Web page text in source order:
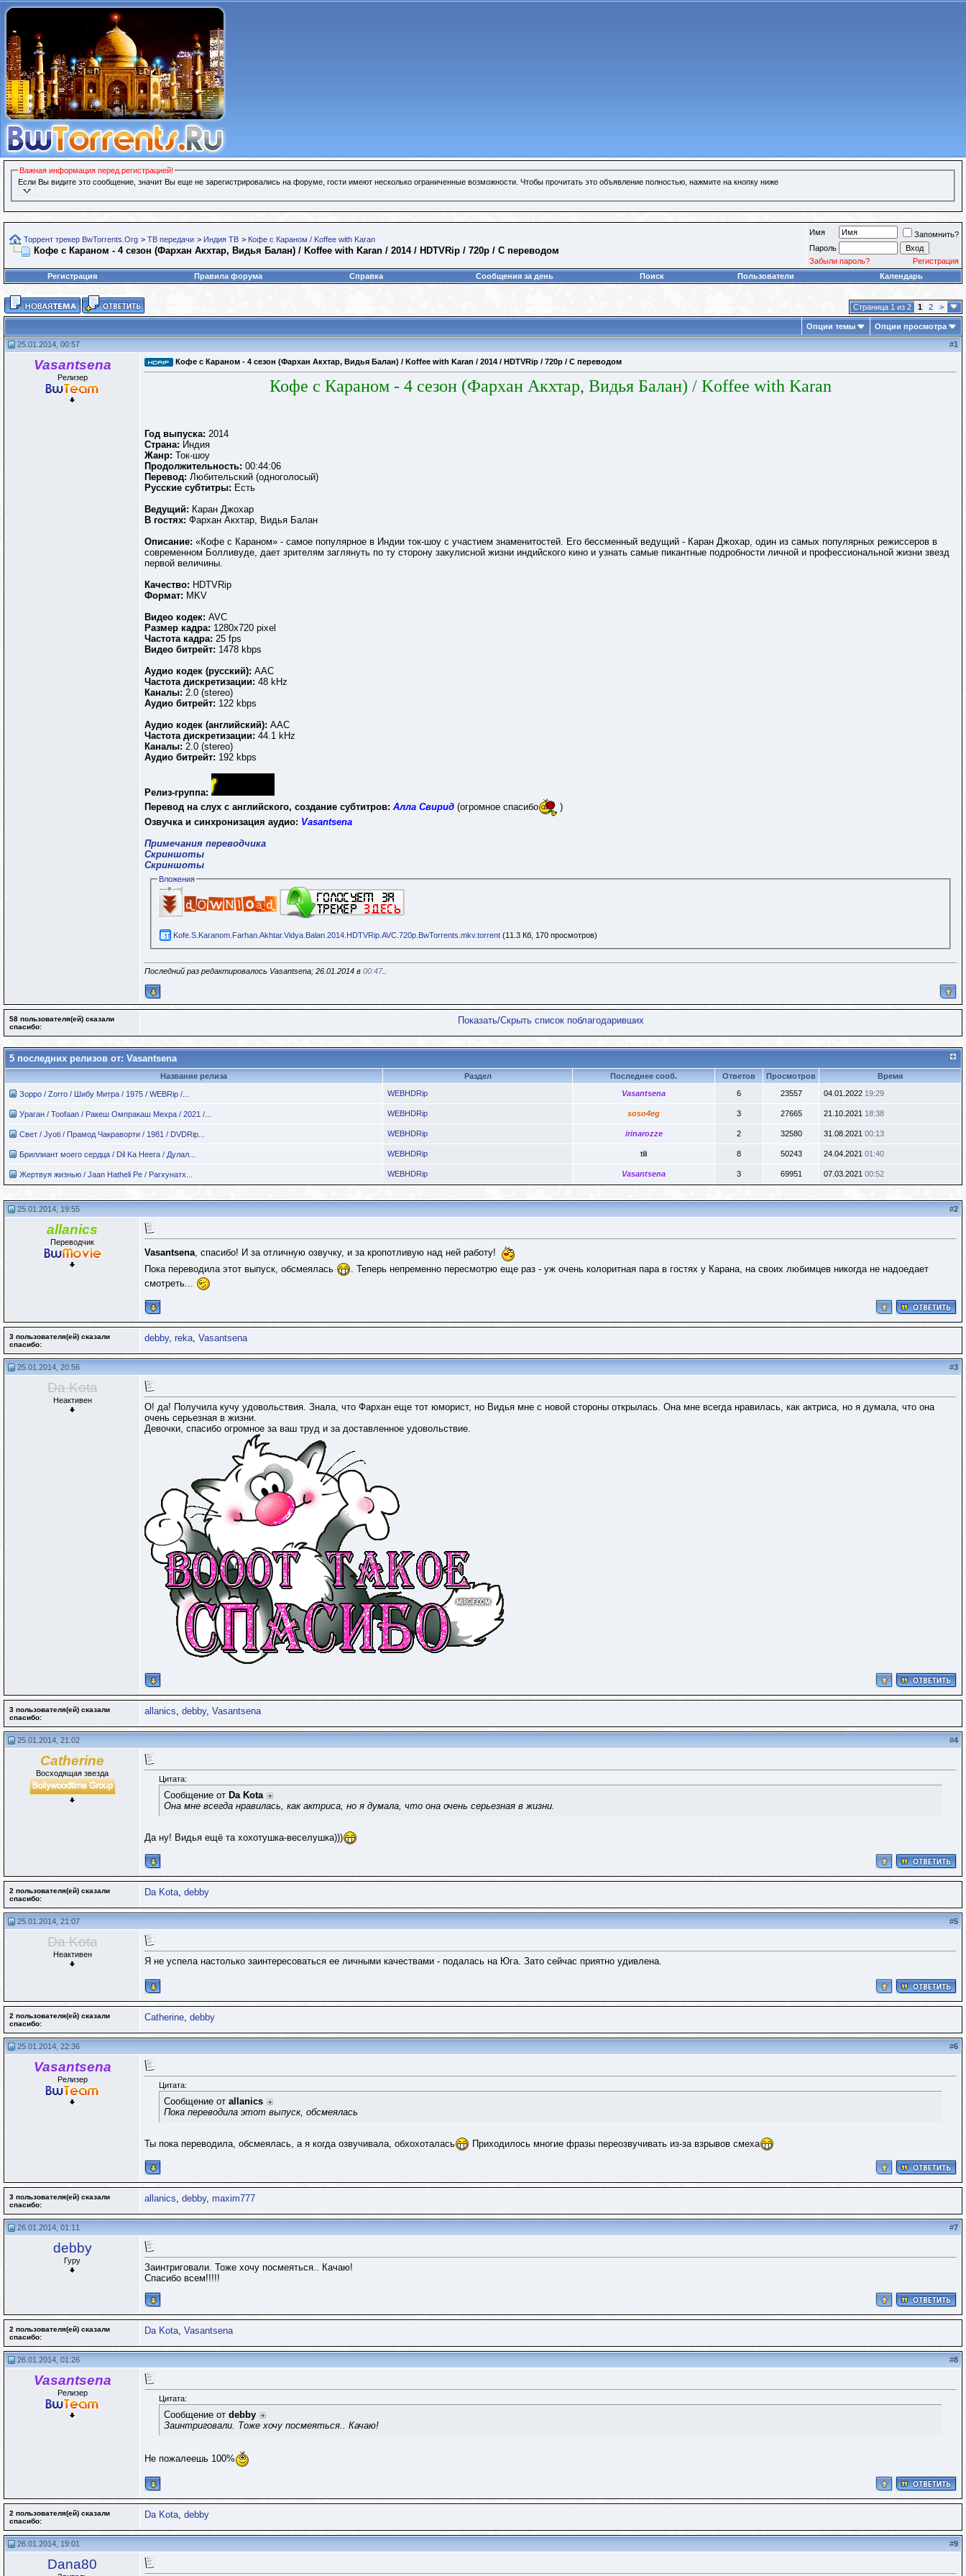
Важная информация перед регистрацией!
Если Вы видите это сообщение, значит Вы еще не зарегистрировались на форуме, гости имеют несколько ограниченные возможности. Чтобы прочитать это объявление полностью, нажмите на кнопку ниже
Торрент трекер BwTorrents.Org > ТВ передачи > Индия ТВ > Кофе с Караном / Koffee with Karan
Кофе с Караном - 4 сезон (Фархан Акхтар, Видья Балан) / Koffee with Karan / 2014 / HDTVRip / 720р / С переводом
Имя
Запомнить?
Пароль
Забыли пароль?
Регистрация
Регистрация
Правила форума Справка Сообщения за день Поиск Пользователи Календарь
Страница 1 из 2 1 2 >
Опции темы Опции просмотра
25.01.2014, 00:57 #1
Vasantsena
Релизер
Кофе с Караном - 4 сезон (Фархан Акхтар, Видья Балан) / Koffee with Karan / 2014 / HDTVRip / 720р / С переводом
Кофе с Караном - 4 сезон (Фархан Акхтар, Видья Балан) / Koffee with Karan
Год выпуска: 2014
Страна: Индия
Жанр: Ток-шоу
Продолжительность: 00:44:06
Перевод: Любительский (одноголосый)
Русские субтитры: Есть
Ведущий: Каран Джохар
В гостях: Фархан Акхтар, Видья Балан
Описание: «Кофе с Караном» - самое популярное в Индии ток-шоу с участием знаменитостей. Его бессменный ведущий - Каран Джохар, один из самых популярных режиссеров в
современном Болливуде, дает зрителям заглянуть по ту сторону закулисной жизни индийского кино и узнать самые пикантные подробности личной и профессиональной жизни звезд
первой величины.
Качество: HDTVRip
Формат: MKV
Видео кодек: AVC
Размер кадра: 1280x720 pixel
Частота кадра: 25 fps
Видео битрейт: 1478 kbps
Аудио кодек (русский): AAC
Частота дискретизации: 48 kHz
Каналы: 2.0 (stereo)
Аудио битрейт: 122 kbps
Аудио кодек (английский): AAC
Частота дискретизации: 44.1 kHz
Каналы: 2.0 (stereo)
Аудио битрейт: 192 kbps
Релиз-группа:
Перевод на слух с английского, создание субтитров: Алла Свирид (огромное спасибо
)
Озвучка и синхронизация аудио: Vasantsena
Примечания переводчика
Скриншоты
Скриншоты
Вложения
Kofe.S.Karanom.Farhan.Akhtar.Vidya.Balan.2014.HDTVRip.AVC.720р.BwTorrents.mkv.torrent (11.3 Кб, 170 просмотров)
Последний раз редактировалось Vasantsena; 26.01.2014 в 00:47..
58 пользователя(ей) сказали
cпасибо:
Показать/Скрыть список поблагодаривших
5 последних релизов от: Vasantsena
Название релиза Раздел Последнее сооб. Ответов Просмотров Время
Зорро / Zorro / Шибу Митра / 1975 / WEBRip /... WEBHDRip Vasantsena 6 23557 04.01.2022 19:29
Ураган / Toofaan / Ракеш Омпракаш Мехра / 2021 /... WEBHDRip soso4eg 3 27665 21.10.2021 18:38
Свет / Jyoti / Прамод Чакраворти / 1981 / DVDRip... WEBHDRip irinarozze 2 32580 31.08.2021 00:13
Бриллиант моего сердца / Dil Ka Heera / Дулал... WEBHDRip tili 8 50243 24.04.2021 01:40
Жертвуя жизнью / Jaan Hatheli Pe / Рагхунатх... WEBHDRip Vasantsena 3 69951 07.03.2021 00:52
25.01.2014, 19:55 #2
allanics
Переводчик
Vasantsena , спасибо! И за отличную озвучку, и за кропотливую над ней работу!
Пока переводила этот выпуск, обсмеялась
. Теперь непременно пересмотрю еще раз - уж очень колоритная пара в гостях у Карана, на своих любимцев никогда не надоедает
смотреть...
3 пользователя(ей) сказали
cпасибо:
debby, reka, Vasantsena
25.01.2014, 20:56 #3
Da Kota
Неактивен
О! да! Получила кучу удовольствия. Знала, что Фархан еще тот юморист, но Видья мне с новой стороны открылась. Она мне всегда нравилась, как актриса, но я думала, что она
очень серьезная в жизни.
Девочки, спасибо огромное за ваш труд и за доставленное удовольствие.
3 пользователя(ей) сказали
cпасибо:
allanics, debby, Vasantsena
25.01.2014, 21:02 #4
Catherine
Восходящая звезда
Цитата:
Сообщение от Da Kota
Она мне всегда нравилась, как актриса, но я думала, что она очень серьезная в жизни.
Да ну! Видья ещё та хохотушка-веселушка)))
2 пользователя(ей) сказали
cпасибо:
Da Kota, debby
25.01.2014, 21:07 #5
Da Kota
Неактивен
Я не успела настолько заинтересоваться ее личными качествами - подалась на Юга. Зато сейчас приятно удивлена.
2 пользователя(ей) сказали
cпасибо:
Catherine, debby
25.01.2014, 22:36 #6
Vasantsena
Релизер
Цитата:
Сообщение от allanics
Пока переводила этот выпуск, обсмеялась
Ты пока переводила, обсмеялась, а я когда озвучивала, обхохоталась Приходилось многие фразы переозвучивать из-за взрывов смеха
3 пользователя(ей) сказали
cпасибо:
allanics, debby, maxim777
26.01.2014, 01:11 #7
debby
Гуру
Заинтриговали. Тоже хочу посмеяться.. Качаю!
Спасибо всем!!!!!
2 пользователя(ей) сказали
cпасибо:
Da Kota, Vasantsena
26.01.2014, 01:26 #8
Vasantsena
Релизер
Цитата:
Сообщение от debby
Заинтриговали. Тоже хочу посмеяться.. Качаю!
Не пожалеешь 100%
2 пользователя(ей) сказали
cпасибо:
Da Kota, debby
26.01.2014, 19:01 #9
Dana80